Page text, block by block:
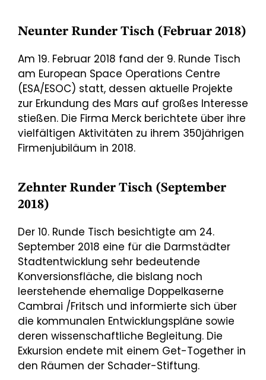
Neunter Runder Tisch (Februar 2018)
Am 19. Februar 2018 fand der 9. Runde Tisch
am European Space Operations Centre
(ESA/ESOC) statt, dessen aktuelle Projekte
zur Erkundung des Mars auf großes Interesse
stießen. Die Firma Merck berichtete über ihre
vielfältigen Aktivitäten zu ihrem 350jährigen
Firmenjubiläum in 2018.
Zehnter Runder Tisch (September
2018)
Der 10. Runde Tisch besichtigte am 24.
September 2018 eine für die Darmstädter
Stadtentwicklung sehr bedeutende
Konversionsfläche, die bislang noch
leerstehende ehemalige Doppelkaserne
Cambrai /Fritsch und informierte sich über
die kommunalen Entwicklungspläne sowie
deren wissenschaftliche Begleitung. Die
Exkursion endete mit einem Get-Together in
den Räumen der Schader-Stiftung.